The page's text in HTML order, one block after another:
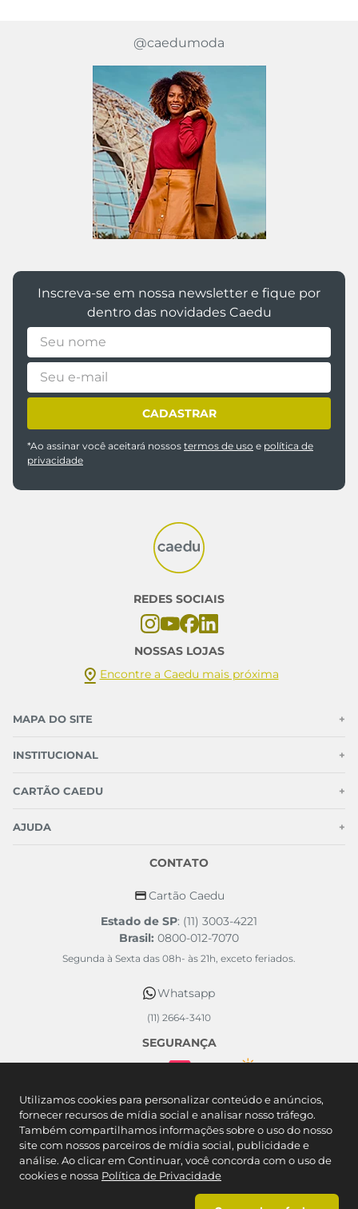
Utilizamos cookies para personalizar conteúdo e anúncios,
fornecer recursos de mídia social e analisar nosso tráfego.
Também compartilhamos informações sobre o uso do nosso
site com nossos parceiros de mídia social, publicidade e
análise. Ao clicar em Continuar, você concorda com o uso de
cookies e nossa Política de Privacidade
@caedumoda
Inscreva-se em nossa newsletter e fique por
dentro das novidades Caedu
CADASTRAR
*Ao assinar você aceitará nossos termos de uso e política de
privacidade
REDES SOCIAIS
NOSSAS LOJAS
Encontre a Caedu mais próxima
MAPA DO SITE +
INSTITUCIONAL +
CARTÃO CAEDU +
AJUDA +
CONTATO
Cartão Caedu
Estado de SP: (11) 3003-4221
Brasil: 0800-012-7070
Segunda à Sexta das 08h- às 21h, exceto feriados.
Whatsapp
(11) 2664-3410
SEGURANÇA
FORMAS DE PAGAMENTO